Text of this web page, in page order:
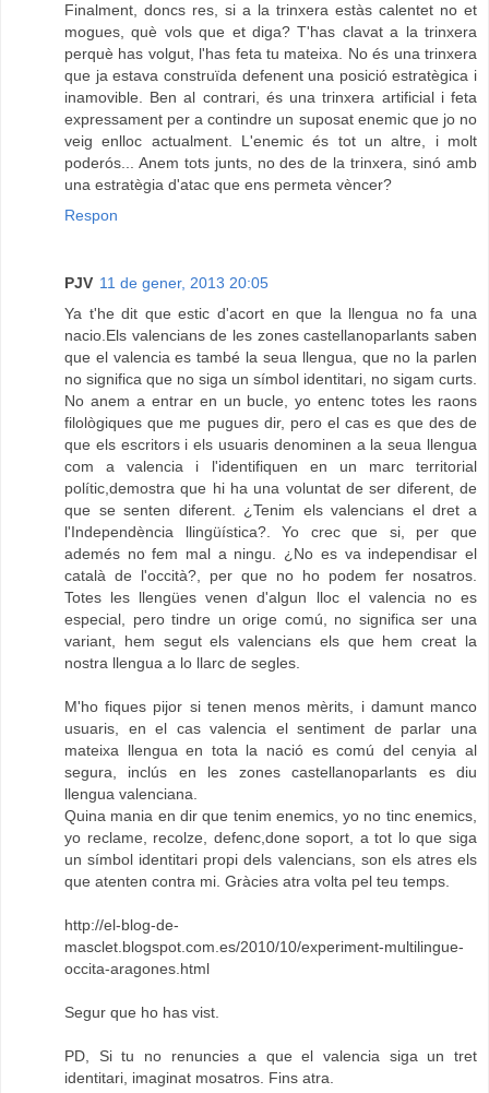
Finalment, doncs res, si a la trinxera estàs calentet no et
mogues, què vols que et diga? T'has clavat a la trinxera
perquè has volgut, l'has feta tu mateixa. No és una trinxera
que ja estava construïda defenent una posició estratègica i
inamovible. Ben al contrari, és una trinxera artificial i feta
expressament per a contindre un suposat enemic que jo no
veig enlloc actualment. L'enemic és tot un altre, i molt
poderós... Anem tots junts, no des de la trinxera, sinó amb
una estratègia d'atac que ens permeta vèncer?
Respon
PJV 11 de gener, 2013 20:05
Ya t'he dit que estic d'acort en que la llengua no fa una
nacio.Els valencians de les zones castellanoparlants saben
que el valencia es també la seua llengua, que no la parlen
no significa que no siga un símbol identitari, no sigam curts.
No anem a entrar en un bucle, yo entenc totes les raons
filològiques que me pugues dir, pero el cas es que des de
que els escritors i els usuaris denominen a la seua llengua
com a valencia i l'identifiquen en un marc territorial
polític,demostra que hi ha una voluntat de ser diferent, de
que se senten diferent. ¿Tenim els valencians el dret a
l'Independència llingüística?. Yo crec que si, per que
ademés no fem mal a ningu. ¿No es va independisar el
català de l'occità?, per que no ho podem fer nosatros.
Totes les llengües venen d'algun lloc el valencia no es
especial, pero tindre un orige comú, no significa ser una
variant, hem segut els valencians els que hem creat la
nostra llengua a lo llarc de segles.
M'ho fiques pijor si tenen menos mèrits, i damunt manco
usuaris, en el cas valencia el sentiment de parlar una
mateixa llengua en tota la nació es comú del cenyia al
segura, inclús en les zones castellanoparlants es diu
llengua valenciana.
Quina mania en dir que tenim enemics, yo no tinc enemics,
yo reclame, recolze, defenc,done soport, a tot lo que siga
un símbol identitari propi dels valencians, son els atres els
que atenten contra mi. Gràcies atra volta pel teu temps.
http://el-blog-de-
masclet.blogspot.com.es/2010/10/experiment-multilingue-
occita-aragones.html
Segur que ho has vist.
PD, Si tu no renuncies a que el valencia siga un tret
identitari, imaginat mosatros. Fins atra.